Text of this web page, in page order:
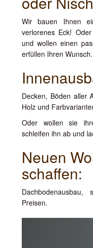
Wir bauen Ihnen
verlorenes Eck!
und wollen einen
erfüllen Ihren Wunsch.
Decken, Böden aller
Holz und
Oder wollen sie
schleifen ihn ab und
Neuen
schaffen:
Preisen.